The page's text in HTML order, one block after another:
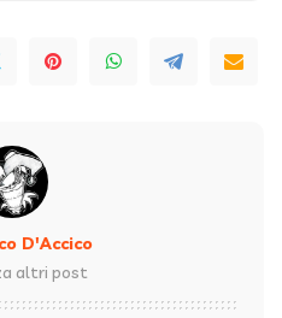
D'Accico
altri post